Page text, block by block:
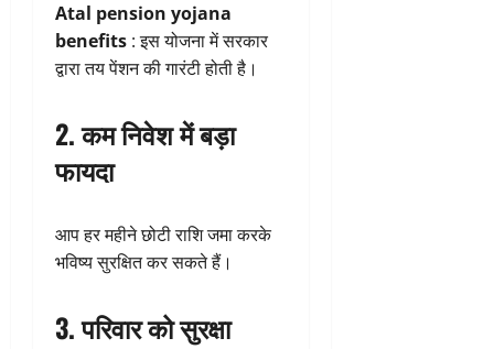
Atal pension yojana
benefits : इस योजना में सरकार
द्वारा तय पेंशन की गारंटी होती है।
2. कम निवेश में बड़ा
फायदा
आप हर महीने छोटी राशि जमा करके
भविष्य सुरक्षित कर सकते हैं।
3. परिवार को सुरक्षा